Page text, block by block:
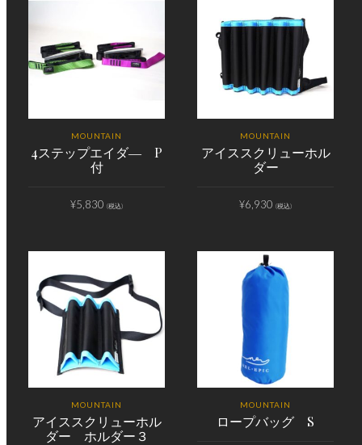
MOUNTAIN
4ステップエイダ― P
付
¥5,830 (税込)
MOUNTAIN
アイススクリューホル
ダー
¥6,930 (税込)
MOUNTAIN
アイススクリューホル
ダー ホルダー３
MOUNTAIN
ロープバッグ S